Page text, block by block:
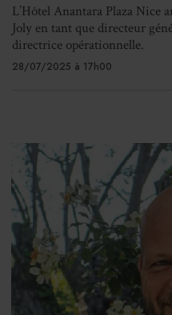
L’Hôtel Anantara Plaza Nice
Joly en tant que directeur
directrice opérationnelle.
28/07/2025 à 17h00